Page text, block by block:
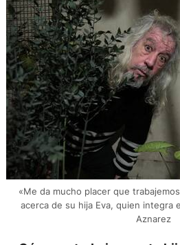
«Me da mucho placer que
acerca de su hija Eva, quien integra
Aznarez